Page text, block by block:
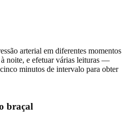
arterial em diferentes momentos
noite, e efetuar várias leituras —
minutos de intervalo para obter
braçal